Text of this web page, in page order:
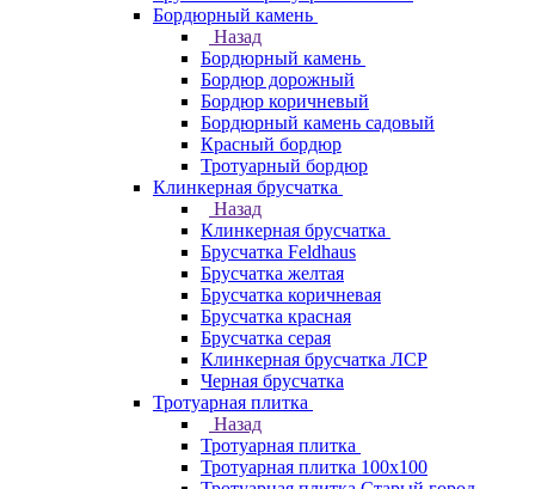
Бордюрный камень
Назад
Бордюрный камень
Бордюр дорожный
Бордюр коричневый
Бордюрный камень садовый
Красный бордюр
Тротуарный бордюр
Клинкерная брусчатка
Назад
Клинкерная брусчатка
Брусчатка Feldhaus
Брусчатка желтая
Брусчатка коричневая
Брусчатка красная
Брусчатка серая
Клинкерная брусчатка ЛСР
Черная брусчатка
Тротуарная плитка
Назад
Тротуарная плитка
Тротуарная плитка 100x100